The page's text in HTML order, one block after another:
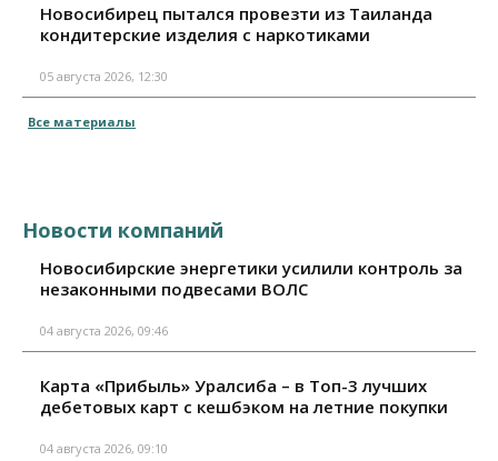
Новосибирец пытался провезти из Таиланда
кондитерские изделия с наркотиками
05 августа 2026, 12:30
Все материалы
Новости компаний
Новосибирские энергетики усилили контроль за
незаконными подвесами ВОЛС
04 августа 2026, 09:46
Карта «Прибыль» Уралсиба – в Топ-3 лучших
дебетовых карт с кешбэком на летние покупки
04 августа 2026, 09:10